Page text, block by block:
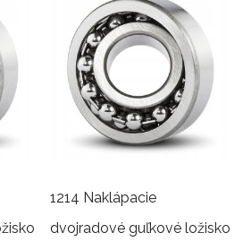
1214 Naklápacie
dvojradové guľkové ložisko